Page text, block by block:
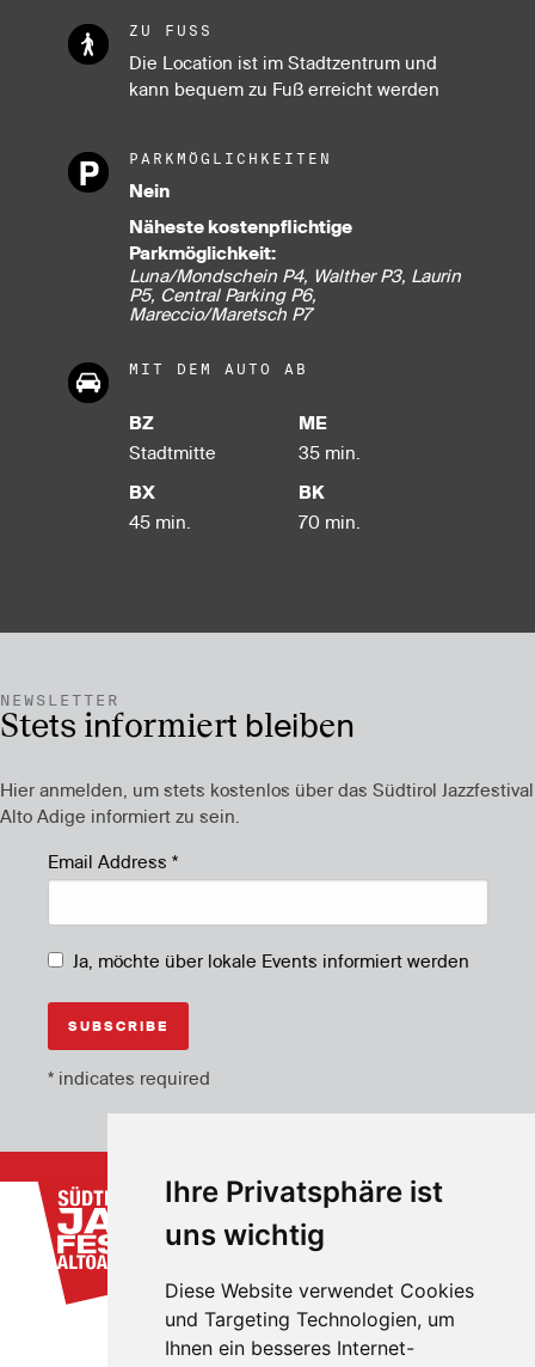
Ihre Privatsphäre ist
uns wichtig
Diese Website verwendet Cookies
und Targeting Technologien, um
Ihnen ein besseres Internet-
ZU FUSS
Die Location ist im Stadtzentrum und
kann bequem zu Fuß erreicht werden
PARKMÖGLICHKEITEN
Nein
Näheste kostenpflichtige
Parkmöglichkeit:
Luna/Mondschein P4, Walther P3, Laurin
P5, Central Parking P6,
Mareccio/Maretsch P7
MIT DEM AUTO AB
BZ
Stadt­mitte
ME
35 min.
BX
45 min.
BK
70 min.
NEWSLETTER
Stets informiert bleiben
Hier anmelden, um stets kostenlos über das Südtirol Jazzfestival
Alto Adige informiert zu sein.
Email Address *
Ja, möchte über lokale Events informiert werden
*indicates required